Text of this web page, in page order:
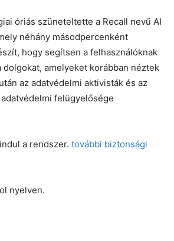
óriás szüneteltette a Recall nevű AI
néhány másodpercenként
hogy segítsen a felhasználóknak
dolgokat, amelyeket korábban néztek
az adatvédelmi aktivisták és az
felügyelősége
a rendszer. további biztonsági
nyelven.